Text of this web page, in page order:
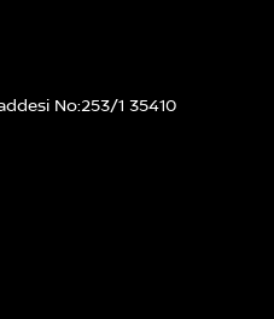
No:253/1 35410